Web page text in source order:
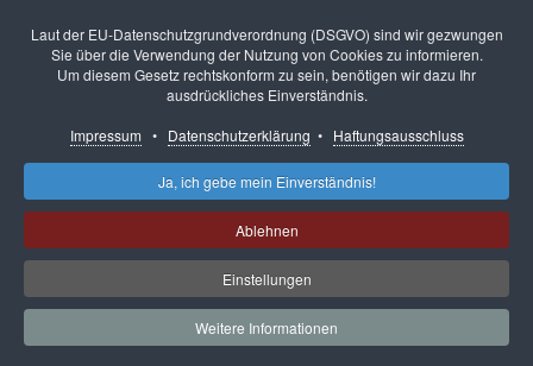
Neunkircher Karnevals
Ausschuss e.V.
Gemeinschaftssitzungen des NKA Gemeinschaftssitzung 2010
Gemeinschaftssitzung 2010
Laut der EU-Datenschutzgrundverordnung (DSGVO) sind wir gezwungen
Sie über die Verwendung der Nutzung von Cookies zu informieren.
Um diesem Gesetz rechtskonform zu sein, benötigen wir dazu Ihr
ausdrückliches Einverständnis.
Impressum • Datenschutzerklärung • Haftungsausschluss
Ja, ich gebe mein Einverständnis!
Ablehnen
Einstellungen
Weitere Informationen